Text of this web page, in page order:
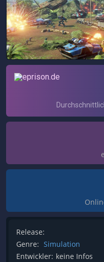
Release:
Genre: Simulation
Entwickler: keine Infos